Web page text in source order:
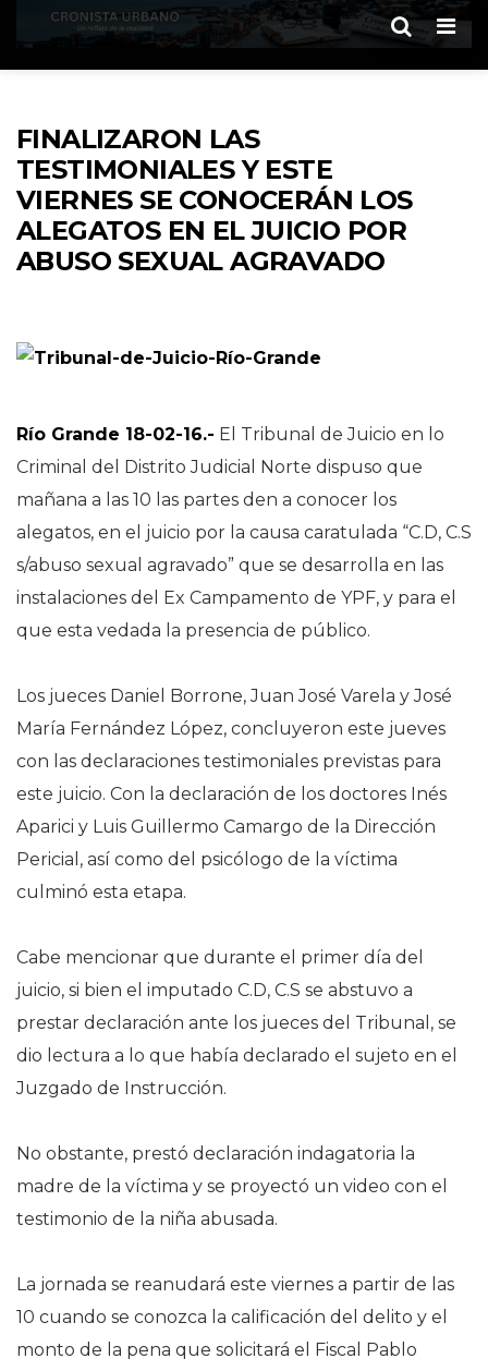
FINALIZARON LAS
TESTIMONIALES Y ESTE
VIERNES SE CONOCERÁN LOS
ALEGATOS EN EL JUICIO POR
ABUSO SEXUAL AGRAVADO
Río Grande 18-02-16.- El Tribunal de Juicio en lo
Criminal del Distrito Judicial Norte dispuso que
mañana a las 10 las partes den a conocer los
alegatos, en el juicio por la causa caratulada “C.D, C.S
s/abuso sexual agravado” que se desarrolla en las
instalaciones del Ex Campamento de YPF, y para el
que esta vedada la presencia de público.
Los jueces Daniel Borrone, Juan José Varela y José
María Fernández López, concluyeron este jueves
con las declaraciones testimoniales previstas para
este juicio. Con la declaración de los doctores Inés
Aparici y Luis Guillermo Camargo de la Dirección
Pericial, así como del psicólogo de la víctima
culminó esta etapa.
Cabe mencionar que durante el primer día del
juicio, si bien el imputado C.D, C.S se abstuvo a
prestar declaración ante los jueces del Tribunal, se
dio lectura a lo que había declarado el sujeto en el
Juzgado de Instrucción.
No obstante, prestó declaración indagatoria la
madre de la víctima y se proyectó un video con el
testimonio de la niña abusada.
La jornada se reanudará este viernes a partir de las
10 cuando se conozca la calificación del delito y el
monto de la pena que solicitará el Fiscal Pablo